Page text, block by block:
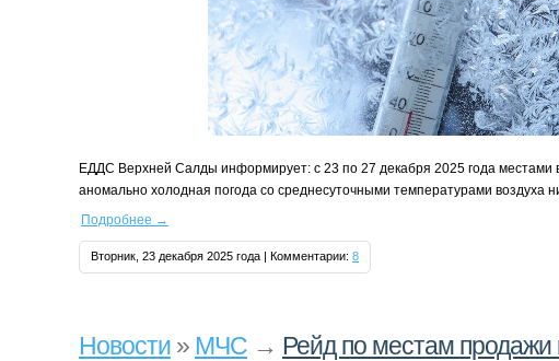
ЕДДС Верхней Салды информирует: с 23 по 27 декабря 2025 года местами
аномально холодная погода со среднесуточными температурами воздуха
Подробнее →
Вторник, 23 декабря 2025 года | Комментарии: 8
Новости » МЧС → Рейд по местам продажи